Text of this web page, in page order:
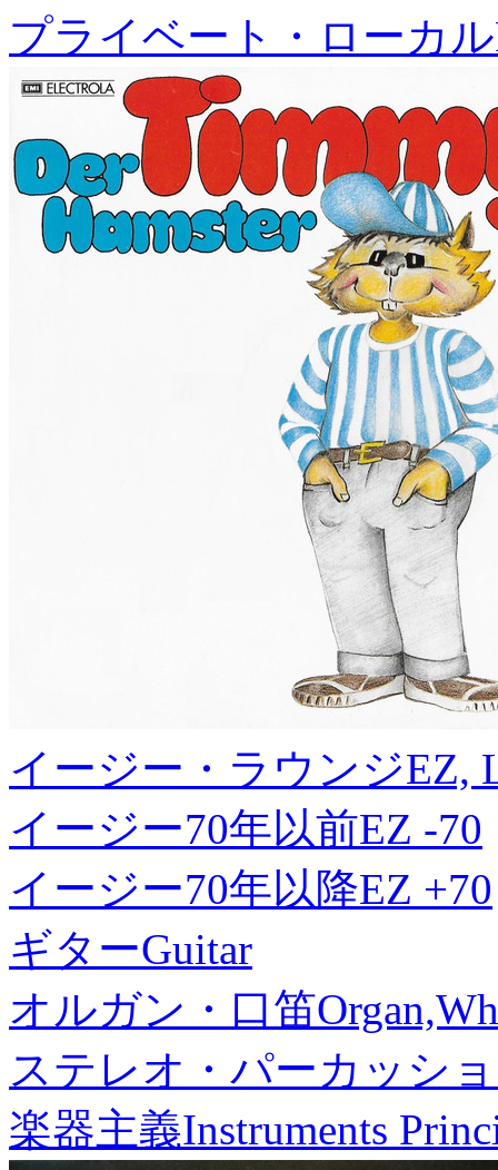
プライベート・ローカル
イージー・ラウンジEZ,
イージー70年以前EZ -70
イージー70年以降EZ +70
ギターGuitar
オルガン・口笛
ステレオ・パーカッシ
楽器主義Instruments